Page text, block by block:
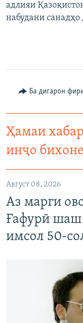
адлияи
набудани
Ба дигарон
Ҳамаи
инҷо
Август 08, 2026
Аз марги
Ғафурӣ шаш
имсол 50-